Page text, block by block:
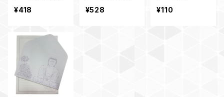
リブレットオリジ
¥418
いシリーズ
¥528
¥110